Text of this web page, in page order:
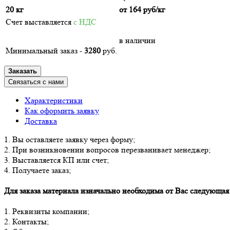
20 кг
от 164руб/кг
Счет выставляется с НДС
Минимальный заказ - 3280 руб.
в наличии
Заказать
Связаться с нами
Характеристики
Как оформить заявку
Доставка
1. Вы оставляете заявку через форму;
2. При возникновении вопросов перезванивает менеджер;
3. Выставляется КП или счет;
4. Получаете заказ;
Для заказа материала изначально необходима от Вас
1. Реквизиты компании;
2. Контакты;